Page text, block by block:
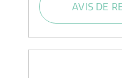
AVIS DE